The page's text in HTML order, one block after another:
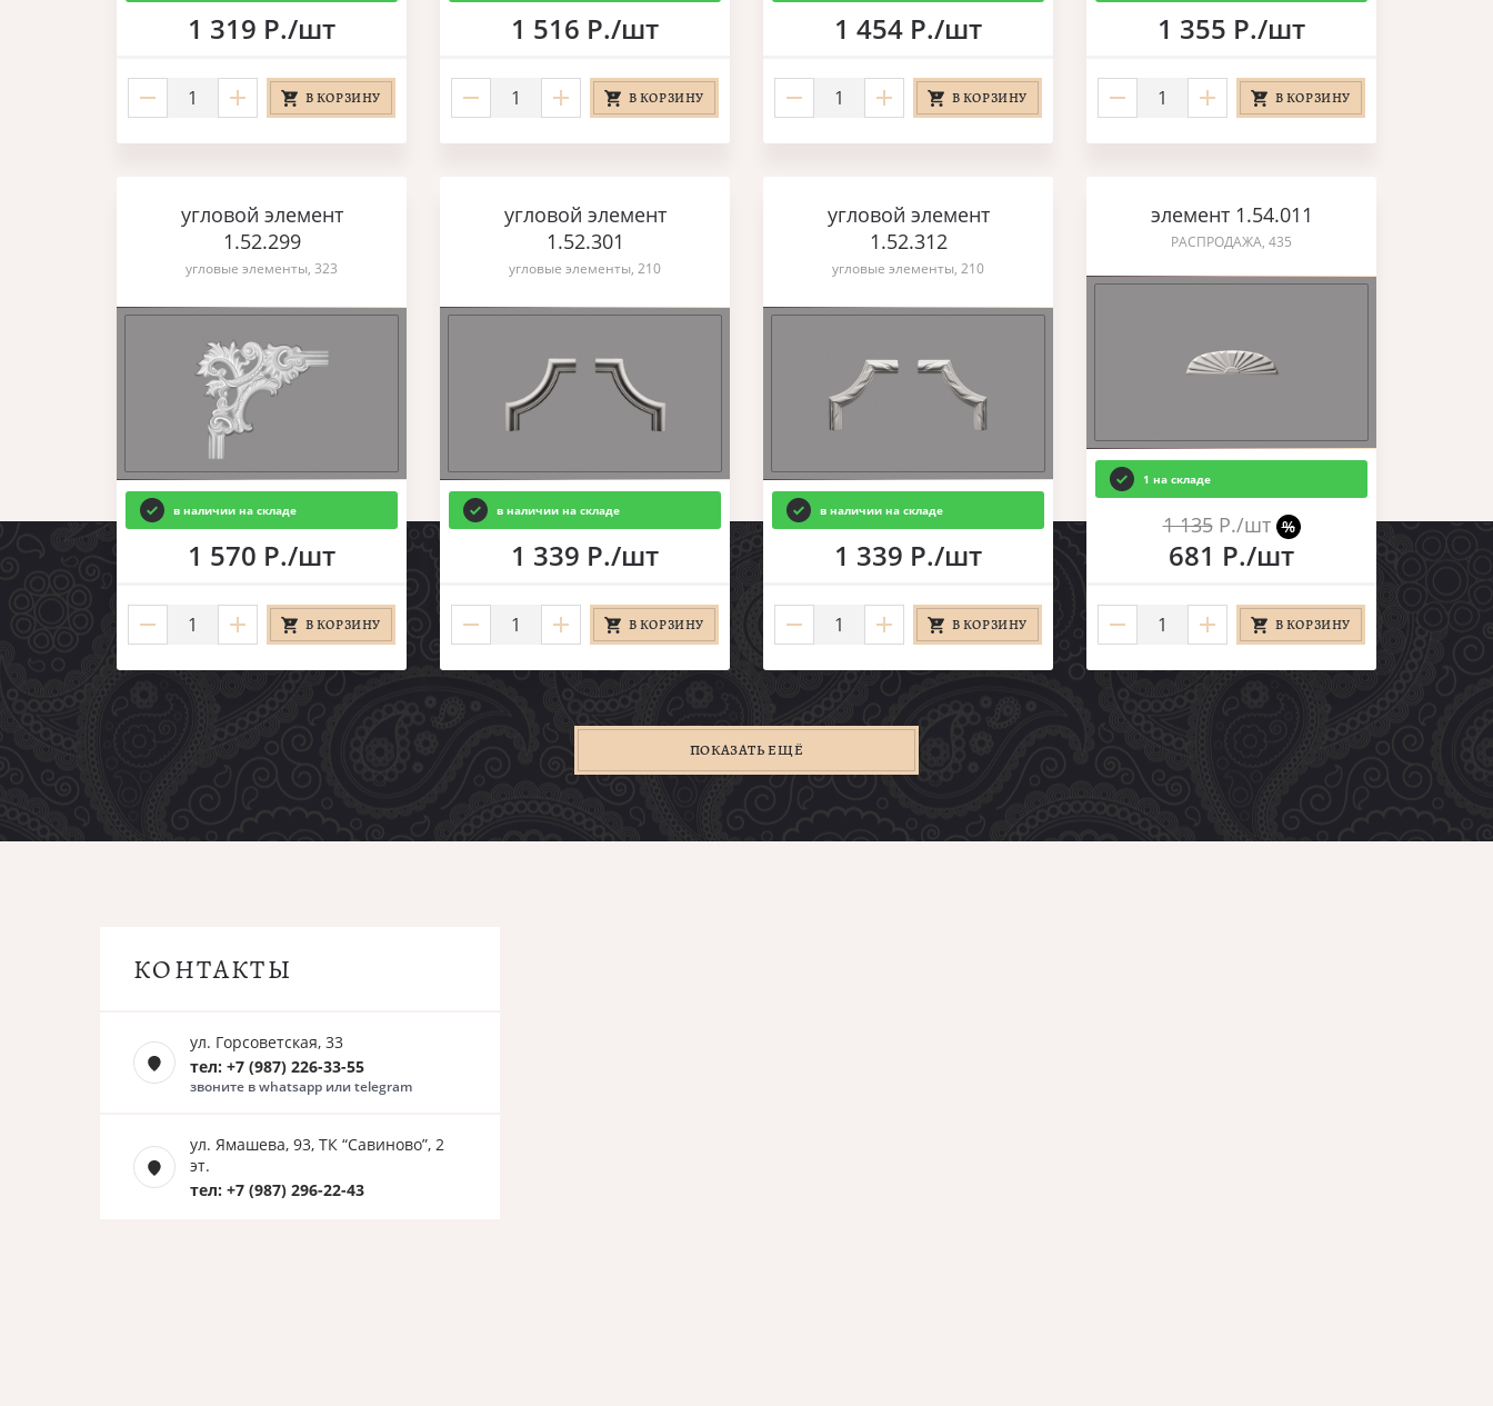
1 319 Р./шт
В КОРЗИНУ
1 516 Р./шт
В КОРЗИНУ
1 454 Р./шт
В КОРЗИНУ
1 355 Р./шт
В КОРЗИНУ
угловой элемент
1.52.299
угловые элементы, 323
в наличии на складе
1 570 Р./шт
В КОРЗИНУ
угловой элемент
1.52.301
угловые элементы, 210
в наличии на складе
1 339 Р./шт
В КОРЗИНУ
угловой элемент
1.52.312
угловые элементы, 210
в наличии на складе
1 339 Р./шт
В КОРЗИНУ
элемент 1.54.011
РАСПРОДАЖА, 435
1 на складе
1 135Р./шт %
681 Р./шт
В КОРЗИНУ
ПОКАЗАТЬ ЕЩЁ
КОНТАКТЫ
ул. Горсоветская, 33
тел: +7 (987) 226-33-55
звоните в whatsapp или telegram
ул. Ямашева, 93, ТК “Савиново”, 2
эт.
тел: +7 (987) 296-22-43